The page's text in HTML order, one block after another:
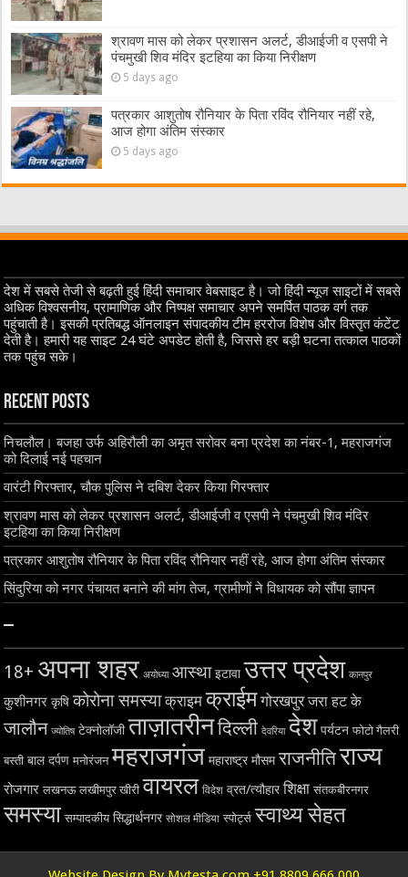
श्रावण मास को लेकर प्रशासन अलर्ट, डीआईजी व एसपी ने
पंचमुखी शिव मंदिर इटहिया का किया निरीक्षण
5 days ago
पत्रकार आशुतोष रौनियार के पिता रविंद रौनियार नहीं रहे,
आज होगा अंतिम संस्कार
5 days ago
देश में सबसे तेजी से बढ़ती हुई हिंदी समाचार वेबसाइट है। जो हिंदी न्यूज साइटों में सबसे
अधिक विश्वसनीय, प्रामाणिक और निष्पक्ष समाचार अपने समर्पित पाठक वर्ग तक
पहुंचाती है। इसकी प्रतिबद्ध ऑनलाइन संपादकीय टीम हररोज विशेष और विस्तृत कंटेंट
देती है। हमारी यह साइट 24 घंटे अपडेट होती है, जिससे हर बड़ी घटना तत्काल पाठकों
तक पहुंच सके।
Recent Posts
निचलौल। बजहा उर्फ अहिरौली का अमृत सरोवर बना प्रदेश का नंबर-1, महराजगंज
को दिलाई नई पहचान
वारंटी गिरफ्तार, चौक पुलिस ने दबिश देकर किया गिरफ्तार
श्रावण मास को लेकर प्रशासन अलर्ट, डीआईजी व एसपी ने पंचमुखी शिव मंदिर
इटहिया का किया निरीक्षण
पत्रकार आशुतोष रौनियार के पिता रविंद रौनियार नहीं रहे, आज होगा अंतिम संस्कार
सिंदुरिया को नगर पंचायत बनाने की मांग तेज, ग्रामीणों ने विधायक को सौंपा ज्ञापन
–
18+ अपना शहर अयोध्या आस्था इटावा उत्तर प्रदेश कानपुर
कुशीनगर कृषि कोरोना समस्या क्राइम क्राईम गोरखपुर जरा हट के
जालौन ज्योतिष टेक्नोलॉजी ताज़ातरीनदिल्ली देवरिया देश पर्यटन फोटो गैलरी
बस्ती बाल दर्पण मनोरंजन महराजगंज महाराष्ट्र मौसम राजनीतिराज्य
रोजगार लखनऊ लखीमपुर खीरी वायरल विदेश व्रत/त्यौहार शिक्षा संतकबीरनगर
समस्या सम्पादकीय सिद्धार्थनगर सोशल मीडिया स्पोर्ट्स स्वाथ्य सेहत